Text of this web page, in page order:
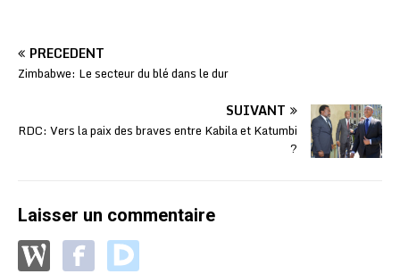
PRÉCÉDENT
Zimbabwe: Le secteur du blé dans le dur
SUIVANT
RDC: Vers la paix des braves entre Kabila et Katumbi
?
Laisser un commentaire